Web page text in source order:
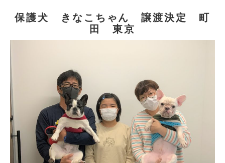
保護犬 きなこちゃん 譲渡決定 町
田 東京